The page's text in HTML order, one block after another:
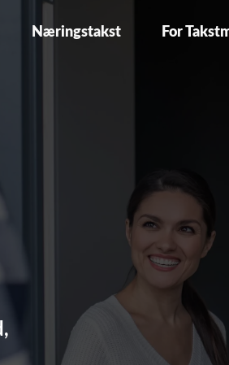
Næringstakst For